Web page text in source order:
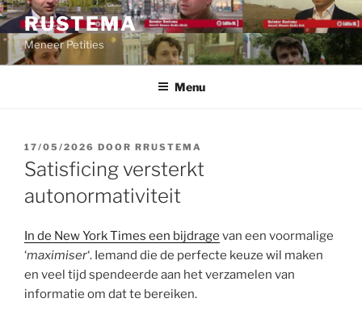
Ga
naar
inhoud
RUSTEMA
Meneer Petities
Menu
GEPLAATST
OP
17/05/2026 DOOR RRUSTEMA
Satisficing versterkt
autonormativiteit
In de New York Times een bijdrage van een voormalige
‘maximiser‘. Iemand die de perfecte keuze wil maken
en veel tijd spendeerde aan het verzamelen van
informatie om dat te bereiken.